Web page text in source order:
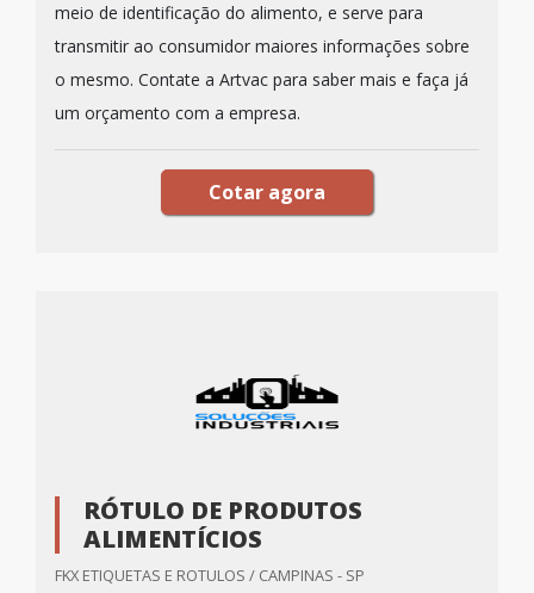
meio de identificação do alimento, e serve para
transmitir ao consumidor maiores informações sobre
o mesmo. Contate a Artvac para saber mais e faça já
um orçamento com a empresa.
Cotar agora
RÓTULO DE PRODUTOS
ALIMENTÍCIOS
FKX ETIQUETAS E ROTULOS / CAMPINAS - SP